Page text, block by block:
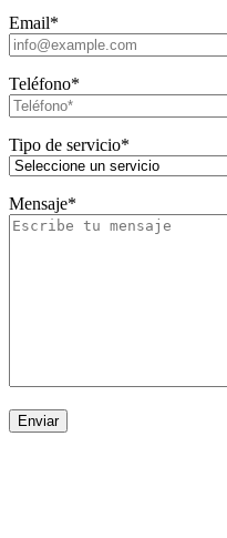
Email*
Teléfono*
Tipo de servicio*
Mensaje*